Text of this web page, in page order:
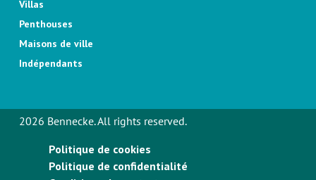
Villas
Penthouses
Maisons de ville
Indépendants
2026 Bennecke. All rights reserved.
Politique de cookies
Politique de confidentialité